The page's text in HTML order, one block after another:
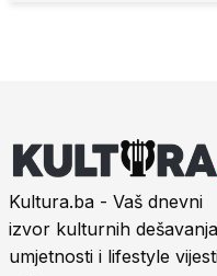
Kultura.ba - Vaš dnevni
izvor kulturnih
umjetnosti i lifestyle